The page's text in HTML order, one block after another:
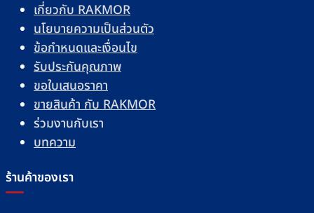
เกี่ยวกับ RAKMOR
นโยบายความเป็นส่วนตัว
ข้อกำหนดและเงื่อนไข
รับประกันคุณภาพ
ขอใบเสนอราคา
ขายสินค้า กับ RAKMOR
ร่วมงานกับเรา
บทความ
ร้านค้าของเรา